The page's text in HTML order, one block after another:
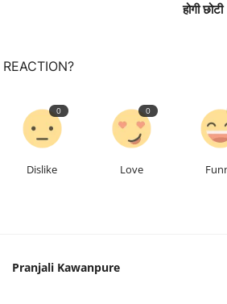
होगी छोटी
0
Dislike
0
Love
Pranjali Kawanpure